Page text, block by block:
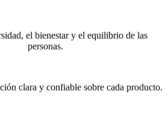
el bienestar y el equilibrio de las
personas.
clara y confiable sobre cada producto.